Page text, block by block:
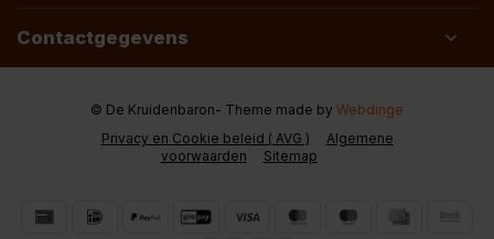
Contactgegevens
Privacy en Cookie beleid ( AVG )
Algemene
voorwaarden
Sitemap
© De Kruidenbaron- Theme made by Webdinge